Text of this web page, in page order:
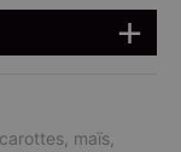
maïs,